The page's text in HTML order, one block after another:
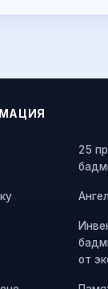
25
от